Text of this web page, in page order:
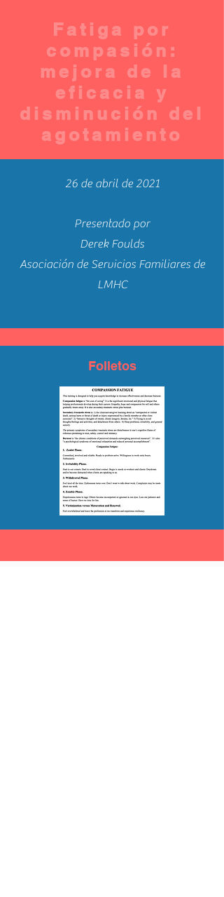
Fatiga por
compasión:
mejora de la
eficacia y
disminución del
agotamiento
26 de abril de 2021
Presentado por
Derek Foulds
Asociación de Servicios Familiares de
LMHC
Folletos